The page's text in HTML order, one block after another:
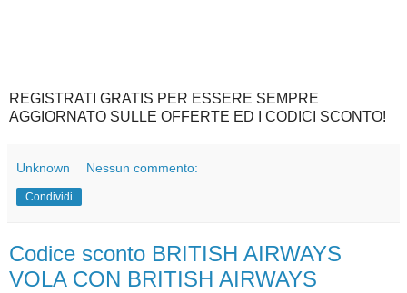
REGISTRATI GRATIS PER ESSERE SEMPRE
AGGIORNATO SULLE OFFERTE ED I CODICI SCONTO!
Unknown Nessun commento:
Condividi
Codice sconto BRITISH AIRWAYS
VOLA CON BRITISH AIRWAYS